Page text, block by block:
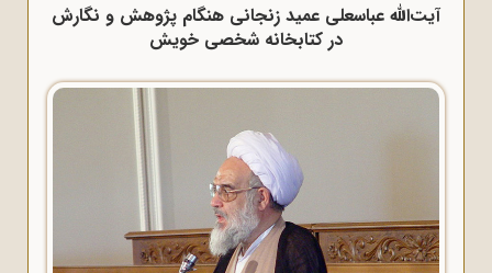
آیت‌الله عباسعلی عمید زنجانی هنگام پژوهش و نگارش
در کتابخانه شخصی خویش